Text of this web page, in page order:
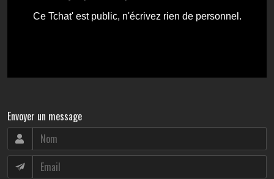
Envoyer un message